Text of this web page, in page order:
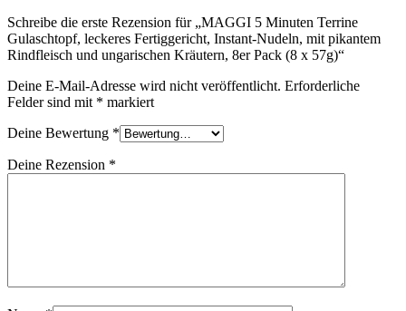
Schreibe die erste Rezension für „MAGGI 5 Minuten Terrine
Gulaschtopf, leckeres Fertiggericht, Instant-Nudeln, mit pikantem
Rindfleisch und ungarischen Kräutern, 8er Pack (8 x 57g)“
Deine E-Mail-Adresse wird nicht veröffentlicht. Erforderliche
Felder sind mit * markiert
Deine Bewertung *
Deine Rezension *